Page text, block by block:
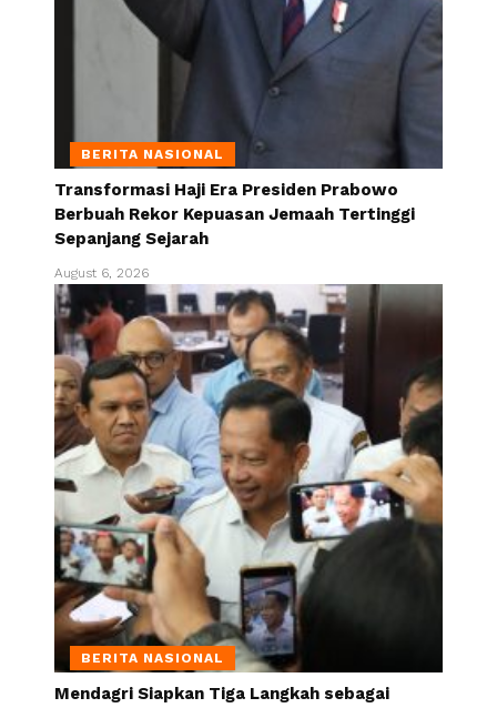
BERITA NASIONAL
Transformasi Haji Era Presiden Prabowo
Berbuah Rekor Kepuasan Jemaah Tertinggi
Sepanjang Sejarah
August 6, 2026
BERITA NASIONAL
Mendagri Siapkan Tiga Langkah sebagai